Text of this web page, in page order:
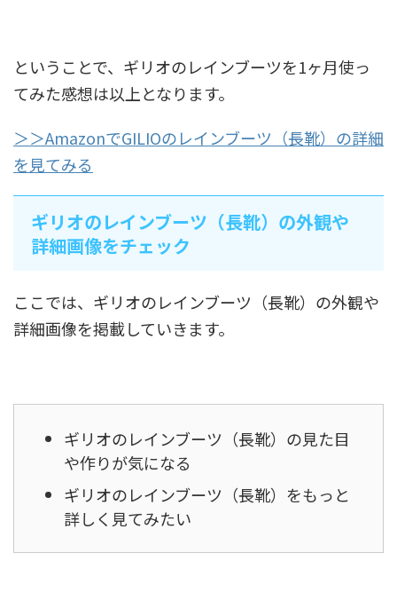
ということで、ギリオのレインブーツを1ヶ月使っ
てみた感想は以上となります。
＞＞AmazonでGILIOのレインブーツ（長靴）の詳細
を見てみる
ギリオのレインブーツ（長靴）の外観や
詳細画像をチェック
ここでは、ギリオのレインブーツ（長靴）の外観や
詳細画像を掲載していきます。
ギリオのレインブーツ（長靴）の見た目
や作りが気になる
ギリオのレインブーツ（長靴）をもっと
詳しく見てみたい